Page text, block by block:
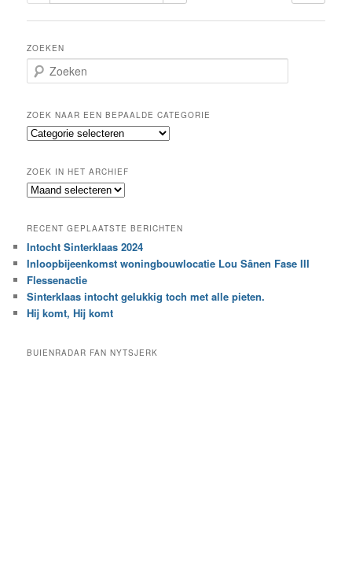
ZOEKEN
o
k
e
n
ZOEK NAAR EEN BEPAALDE CATEGORIE
Z
k
n
a
e
e
n
b
e
a
ZOEK IN HET ARCHIEF
Z
k
i
n
h
e
t
c
RECENT GEPLAATSTE BERICHTEN
Intocht Sinterklaas 2024
Inloopbijeenkomst woningbouwlocatie Lou Sânen Fase III
Flessenactie
Sinterklaas intocht gelukkig toch met alle pieten.
Hij komt, Hij komt
BUIENRADAR FAN NYTSJERK